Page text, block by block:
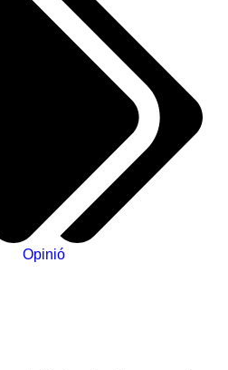
Opinió